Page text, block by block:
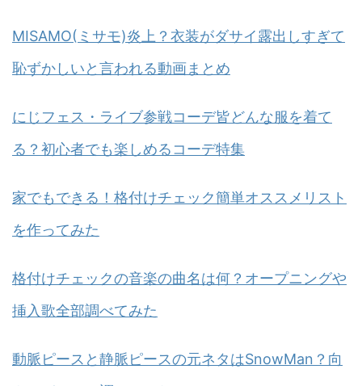
MISAMO(ミサモ)炎上？衣装がダサイ露出しすぎて
恥ずかしいと言われる動画まとめ
にじフェス・ライブ参戦コーデ皆どんな服を着て
る？初心者でも楽しめるコーデ特集
家でもできる！格付けチェック簡単オススメリスト
を作ってみた
格付けチェックの音楽の曲名は何？オープニングや
挿入歌全部調べてみた
動脈ピースと静脈ピースの元ネタはSnowMan？向